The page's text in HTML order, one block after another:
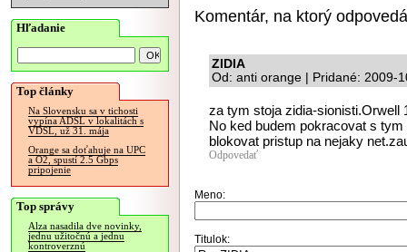
Hľadanie
Top články
Na Slovensku sa v tichosti
vypína ADSL v lokalitách s
VDSL, už 31. mája
Orange sa doťahuje na UPC
a O2, spustí 2.5 Gbps
pripojenie
Top správy
Alza nasadila dve novinky,
jednu užitočnú a jednu
kontroverznú
Komentár, na ktorý
ZIDIA
Od: anti orange | Pridané: 2009-
za tym stoja zidia-sionisti.Orwell
No ked budem pokracovat s
blokovat pristup na nejaky
Odpovedať
Meno:
Titulok: